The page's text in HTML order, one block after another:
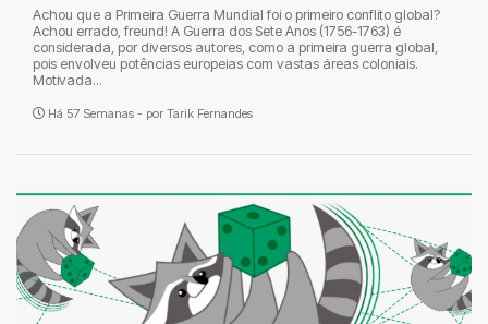
Achou que a Primeira Guerra Mundial foi o primeiro conflito global?
Achou errado, freund! A Guerra dos Sete Anos (1756-1763) é
considerada, por diversos autores, como a primeira guerra global,
pois envolveu potências europeias com vastas áreas coloniais.
Motivada...
Há 57 Semanas - por Tarik Fernandes